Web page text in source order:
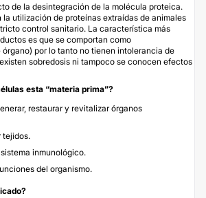
de la desintegración de la molécula proteica.
la utilización de proteínas extraídas de animales
control sanitario. La característica más
es que se comportan como
por lo tanto no tienen intolerancia de
sobredosis ni tampoco se conocen efectos
esta “materia prima”?
restaurar y revitalizar órganos
tejidos.
inmunológico.
del organismo.